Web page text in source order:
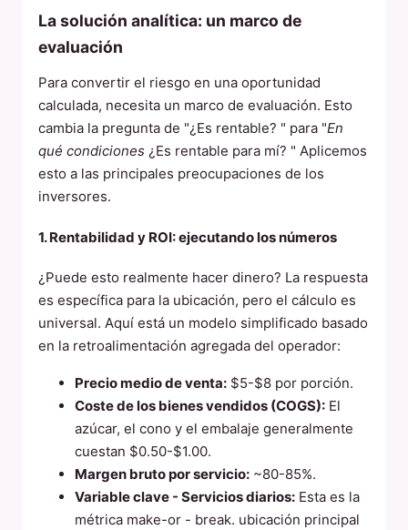
La solución analítica: un marco de
evaluación
Para convertir el riesgo en una oportunidad
calculada, necesita un marco de evaluación. Esto
cambia la pregunta de "¿Es rentable? " para "En
qué condiciones ¿Es rentable para mí? " Aplicemos
esto a las principales preocupaciones de los
inversores.
1. Rentabilidad y ROI: ejecutando los números
¿Puede esto realmente hacer dinero? La respuesta
es específica para la ubicación, pero el cálculo es
universal. Aquí está un modelo simplificado basado
en la retroalimentación agregada del operador:
Precio medio de venta: $5-$8 por porción.
Coste de los bienes vendidos (COGS): El
azúcar, el cono y el embalaje generalmente
cuestan $0.50-$1.00.
Margen bruto por servicio: ~80-85%.
Variable clave - Servicios diarios: Esta es la
métrica make-or - break. ubicación principal